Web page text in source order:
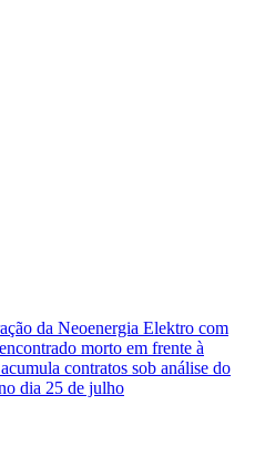
da Neoenergia Elektro com
morto em frente à
contratos sob análise do
dia 25 de julho